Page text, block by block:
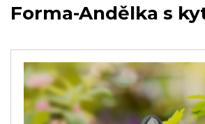
Forma-Andělka s